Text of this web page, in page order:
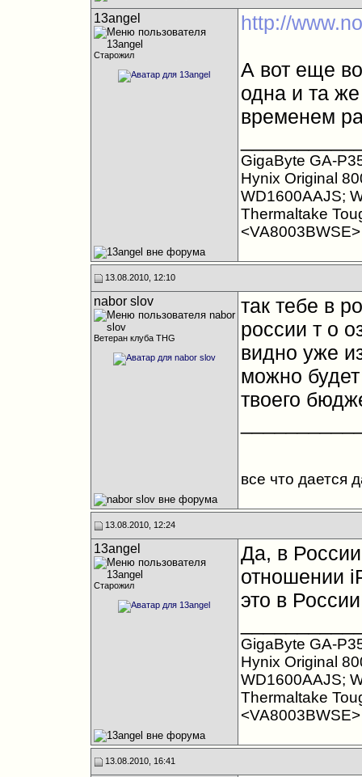
13angel
Старожил
http://
А вот еще
одна и та
временем
GigaByte GA-
Hynix Original
WD1600AAJS;
Thermaltake
<VA8003BWSE>
13.08.2010, 12:10
nabor slov
Ветеран клуба THG
так тебе в
россии т о
видно уже
можно будет
твоего
все что дается
13.08.2010, 12:24
13angel
Старожил
Да, в
отношении
это в
GigaByte GA-
Hynix Original
WD1600AAJS;
Thermaltake
<VA8003BWSE>
13.08.2010, 16:41